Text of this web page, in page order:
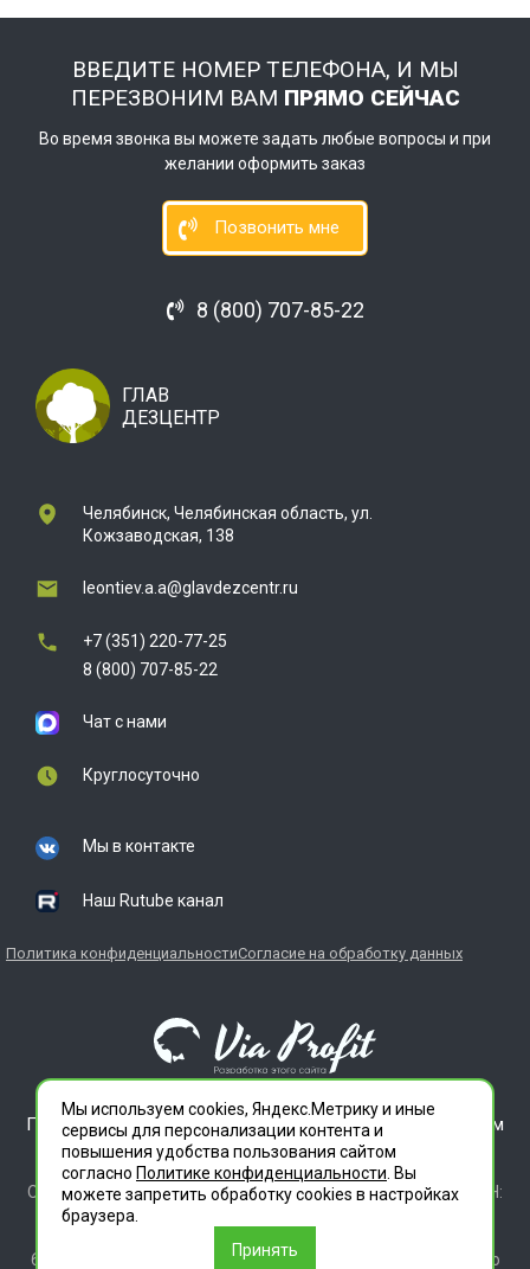
ВВЕДИТЕ НОМЕР ТЕЛЕФОНА, И МЫ
ПЕРЕЗВОНИМ ВАМ ПРЯМО СЕЙЧАС
Во время звонка вы можете задать любые вопросы и при
желании оформить заказ
Позвонить мне
8 (800) 707-85-22
ГЛАВ
ДЕЗЦЕНТР
Челябинск, Челябинская область, ул.
Кожзаводская, 138
leontiev.a.a@glavdezcentr.ru
+7 (351) 220-77-25
8 (800) 707-85-22
Чат с нами
Круглосуточно
Мы в контакте
Наш Rutube канал
Политика конфиденциальностиСогласие на обработку данных
ГЛАВДЕЗЦЕНТР является зарегистрированным товарным
знаком. Все права защищены.
ООО "СЛУЖБА ДЕЗИНФЕКЦИИ" 620012 СВЕРДЛОВСКАЯ
ОБЛАСТЬ Г. ЕКАТЕРИНБУРГ, УЛ. ИЛЬИЧА ДОМ 14 КВ 11 ИНН:
6686112972 ОГРН 1196658010020
66/0161566). Место осуществления деятельности согласно
Мы используем cookies, Яндекс.Метрику и иные
сервисы для персонализации контента и
повышения удобства пользования сайтом
согласно Политике конфиденциальности . Вы
можете запретить обработку сookies в настройках
браузера.
Принять